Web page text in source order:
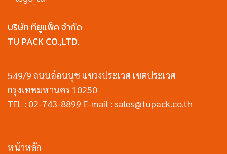
บริษัท ทียูแพ็ค จำกัด
TU PACK CO.,LTD.
549/9 ถนนอ่อนนุช แขวงประเวศ เขตประเวศ
กรุงเทพมหานคร 10250
TEL : 02-743-8899 E-mail : sales@tupack.co.th
หน้าหลัก